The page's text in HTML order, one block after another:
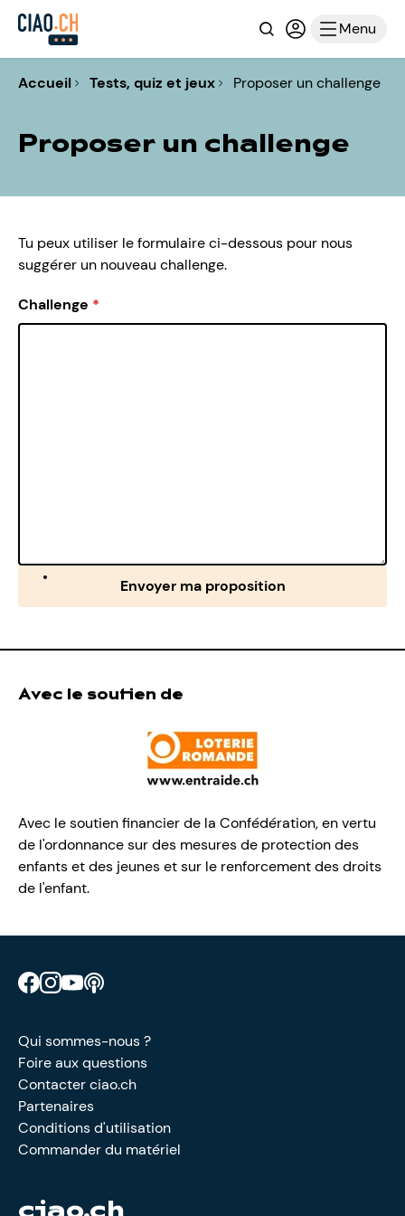
RechercheConnexion
Menu
Accueil Tests, quiz et jeux Proposer un challenge
Proposer un challenge
Tu peux utiliser le formulaire ci-dessous pour nous
suggérer un nouveau challenge.
Challenge *
Envoyer ma proposition
Avec le soutien de
Avec le soutien financier de la Confédération, en vertu
de l'ordonnance sur des mesures de protection des
enfants et des jeunes et sur le renforcement des droits
de l'enfant.
Retrouve CIAO sur Facebook
Retrouve CIAO sur Instagram
Retrouve CIAO sur YouTube
Qui sommes-nous ?
Foire aux questions
Contacter ciao.ch
Partenaires
Conditions d'utilisation
Commander du matériel